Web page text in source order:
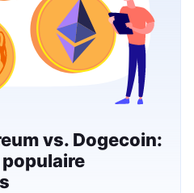
vs. Dogecoin: